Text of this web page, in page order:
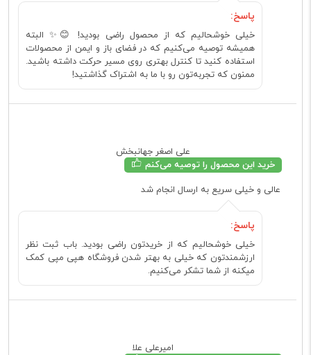
پاسخ:
خیلی خوشحالیم که از محصول راضی بودید! 😊✨ البته
همیشه توصیه می‌کنیم که در فضای باز و ایمن از محصولات
استفاده کنید تا کنترل بهتری روی مسیر حرکت داشته باشید.
ممنون که تجربه‌تون رو با ما به اشتراک گذاشتید!
علی اصغر جهانبخش
خرید این محصول را توصیه می‌کنم
عالی و خیلی سریع به ارسال انجام شد
پاسخ:
خیلی خوشحالیم که از خریدتون راضی بودید. باب ثبت نظر
ارزشمندتون که خیلی به بهتر شدن فروشگاه هپی مپی کمک
میکنه از شما تشکر می‌کنیم.
امیرعلی علا